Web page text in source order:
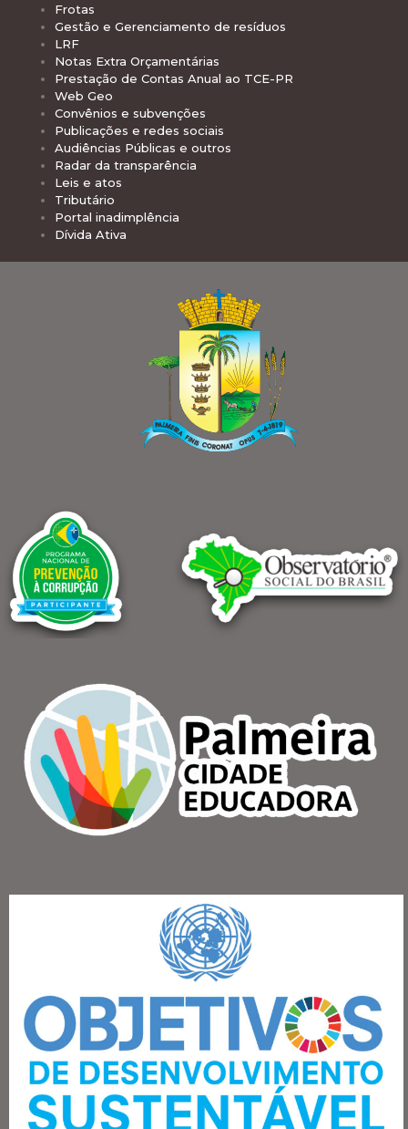
Frotas
Gestão e Gerenciamento de resíduos
LRF
Notas Extra Orçamentárias
Prestação de Contas Anual ao TCE-PR
Web Geo
Convênios e subvenções
Publicações e redes sociais
Audiências Públicas e outros
Radar da transparência
Leis e atos
Tributário
Portal inadimplência
Dívida Ativa